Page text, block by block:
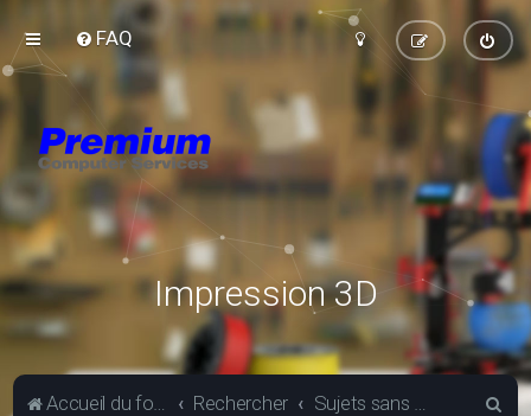
FAQ
Impression 3D
Accueil du forum Rechercher Sujets sans réponse